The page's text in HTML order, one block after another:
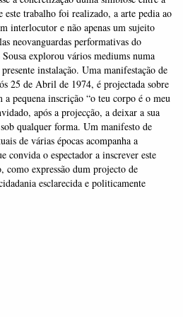
trabalho foi realizado, a arte pedia ao
interlocutor e não apenas um sujeito
neovanguardas performativas do
explorou vários mediums numa
instalação. Uma manifestação de
25 de Abril de 1974, é projectada sobre
a pequena inscrição “o teu corpo é o meu
após a projecção, a deixar a sua
qualquer forma. Um manifesto de
de várias épocas acompanha a
convida o espectador a inscrever este
como expressão dum projecto de
esclarecida e politicamente